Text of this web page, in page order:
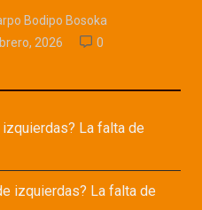
Bodipo Bosoka
2026
0
izquierdas? La falta de
izquierdas? La falta de